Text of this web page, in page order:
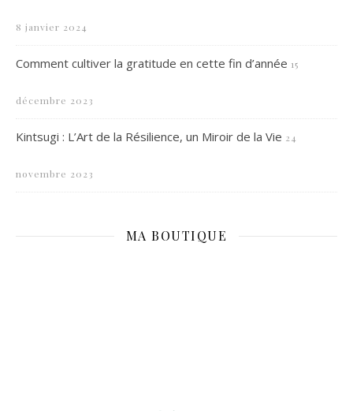
8 janvier 2024
Comment cultiver la gratitude en cette fin d’année 15
décembre 2023
Kintsugi : L’Art de la Résilience, un Miroir de la Vie 24
novembre 2023
MA BOUTIQUE